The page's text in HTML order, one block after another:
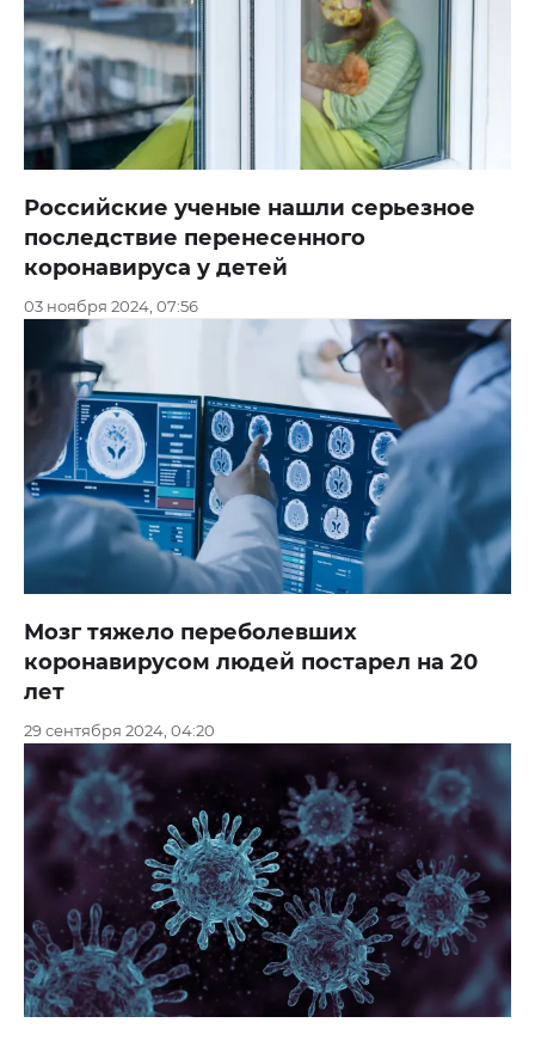
Российские ученые нашли серьезное
последствие перенесенного
коронавируса у детей
03 ноября 2024, 07:56
Мозг тяжело переболевших
коронавирусом людей постарел на 20
лет
29 сентября 2024, 04:20